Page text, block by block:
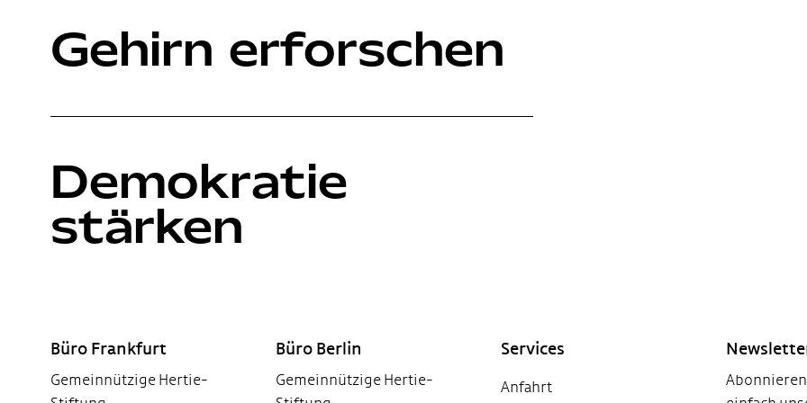
Gehirn erforschen
Demokratie
stärken
Büro Frankfurt
Gemeinnützige Hertie-
Büro Berlin
Gemeinnützige Hertie-
Services
Anfahrt